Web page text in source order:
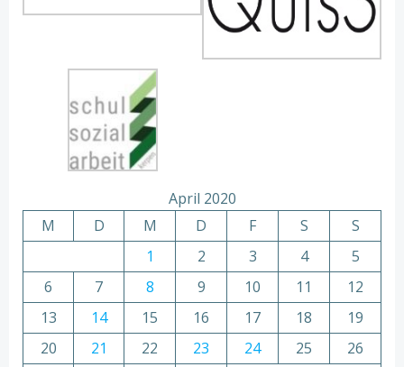
April 2020
M
D M D F S
S
1
2 3 4
5
6
7 8 9 10 11
12
13
14 15 16 17 18
19
20
21 22 23 24 25 26